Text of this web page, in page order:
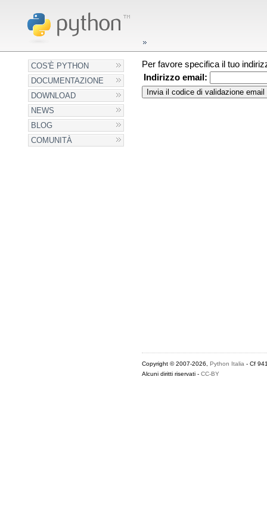
COS'È PYTHON
DOCUMENTAZIONE
DOWNLOAD
NEWS
BLOG
COMUNITÀ
Per favore specifica il tuo
Indirizzo email:
Copyright © 2007-2026, Python Italia - Cf
Alcuni diritti riservati - CC-BY